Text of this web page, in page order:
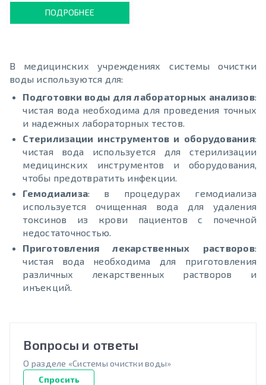
ПОДРОБНЕЕ
В медицинских учреждениях системы очистки
воды используются для:
Подготовки воды для лабораторных анализов:
чистая вода необходима для проведения точных
и надежных лабораторных тестов.
Стерилизации инструментов и оборудования:
чистая вода используется для стерилизации
медицинских инструментов и оборудования,
чтобы предотвратить инфекции.
Гемодиализа: в процедурах гемодиализа
используется очищенная вода для удаления
токсинов из крови пациентов с почечной
недостаточностью.
Приготовления лекарственных растворов:
чистая вода необходима для приготовления
различных лекарственных растворов и
инъекций.
Вопросы и ответы
О разделе «Системы очистки воды»
Спросить